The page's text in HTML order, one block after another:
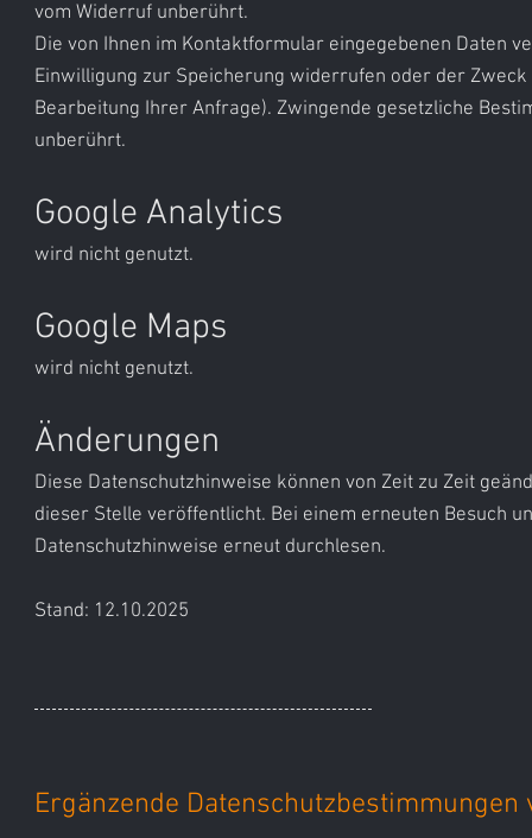
vom Widerruf unberührt.
Die von Ihnen im Kontaktformular eingegebenen Daten
Einwilligung zur Speicherung widerrufen oder der
Bearbeitung Ihrer Anfrage). Zwingende gesetzliche
unberührt.​
Google Analytics
wird nicht genutzt.
Google Maps
wird nicht genutzt.​
Änderungen
Diese Datenschutzhinweise können von Zeit zu Zeit
dieser Stelle veröffentlicht. Bei einem erneuten Besuch
Datenschutzhinweise erneut durchlesen.
Stand: 12.10.2025
Ergänzende Datenschutzbestimmungen